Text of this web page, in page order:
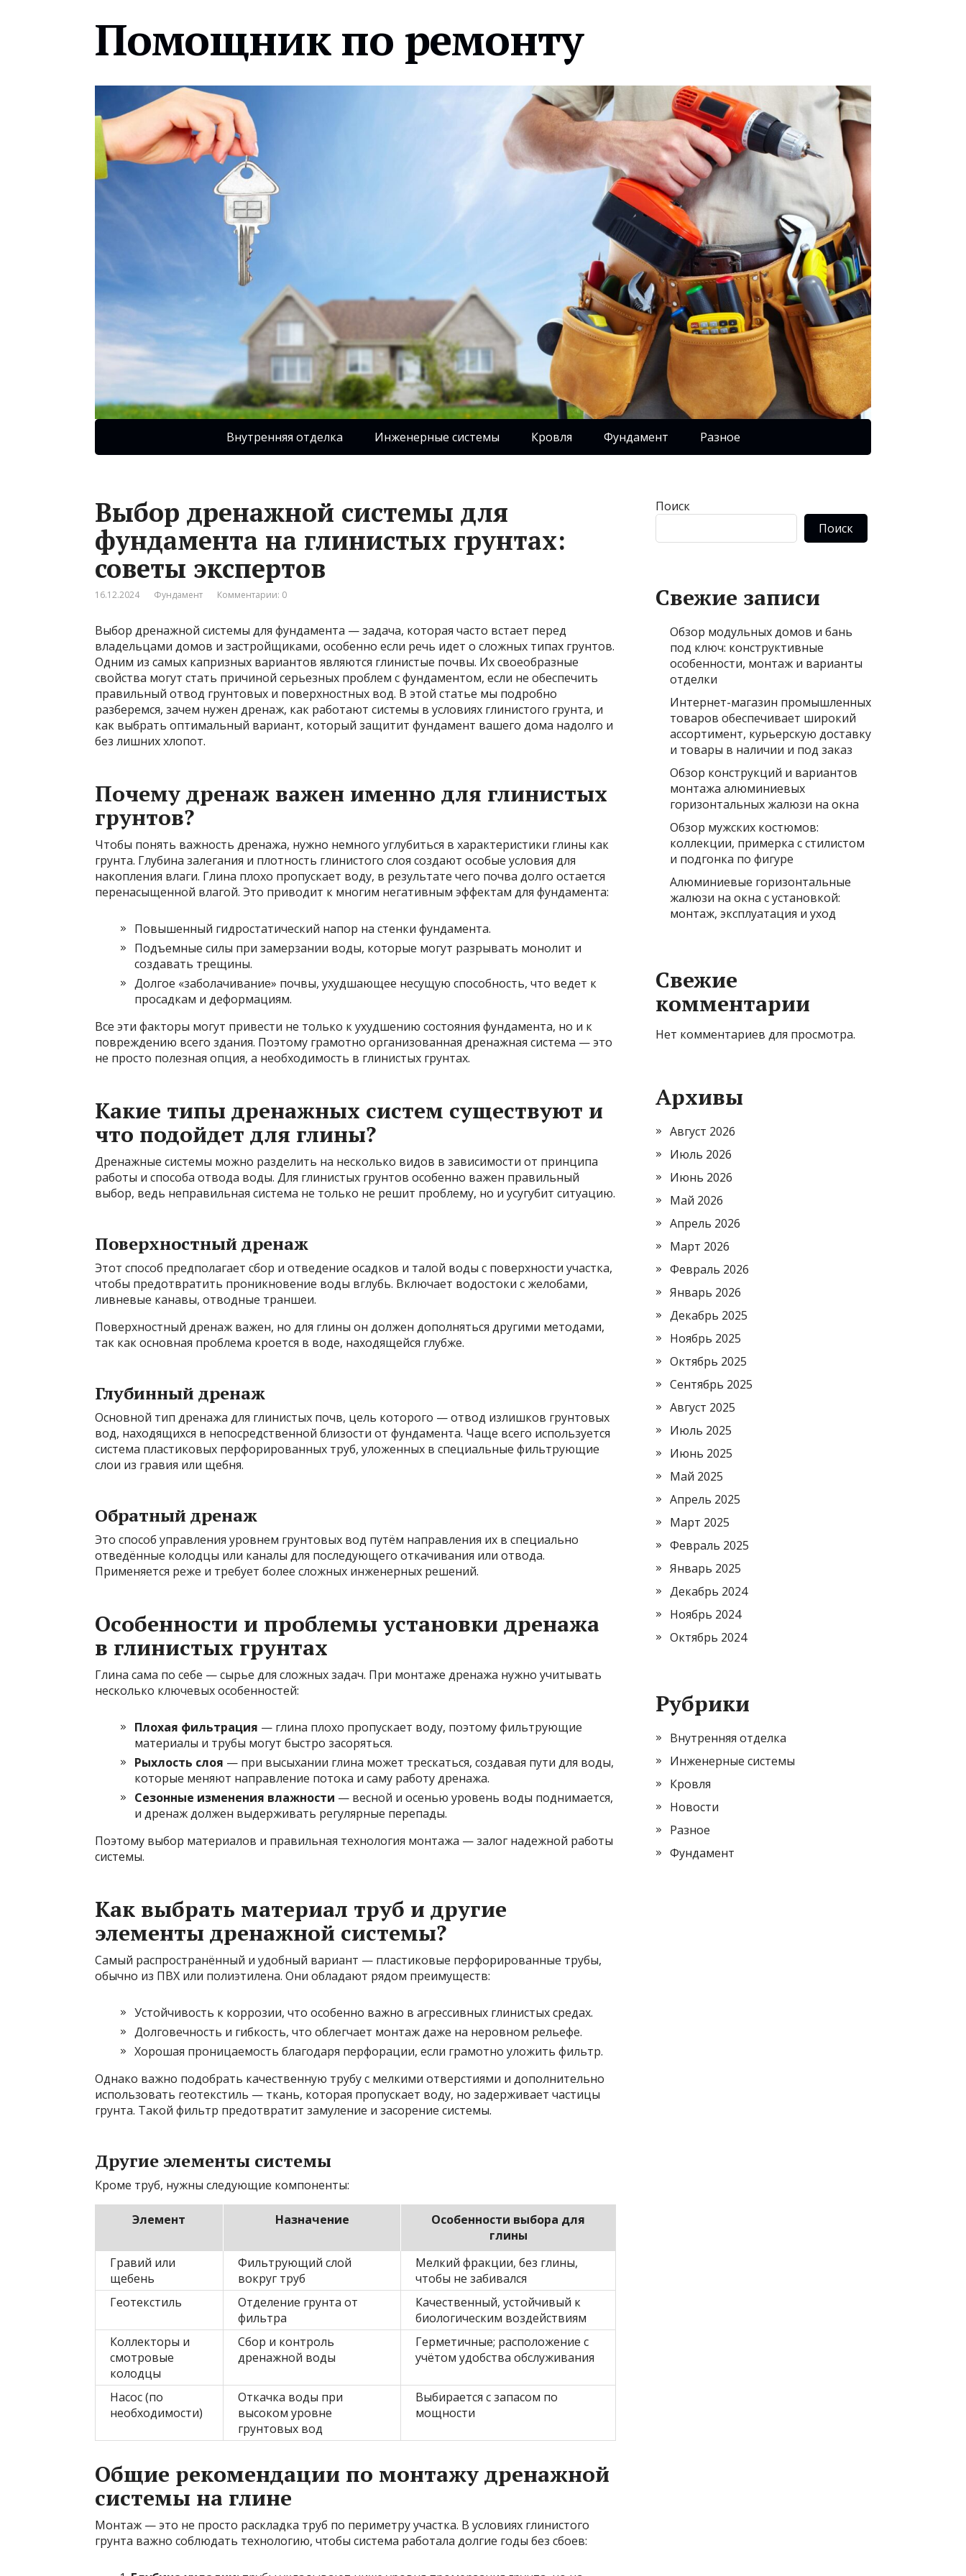
Помощник по ремонту
Внутренняя отделка Инженерные системы Кровля Фундамент Разное
Выбор дренажной системы для
фундамента на глинистых грунтах:
советы экспертов
16.12.2024 Фундамент Комментарии: 0
Выбор дренажной системы для фундамента — задача, которая часто встает перед
владельцами домов и застройщиками, особенно если речь идет о сложных типах грунтов.
Одним из самых капризных вариантов являются глинистые почвы. Их своеобразные
свойства могут стать причиной серьезных проблем с фундаментом, если не обеспечить
правильный отвод грунтовых и поверхностных вод. В этой статье мы подробно
разберемся, зачем нужен дренаж, как работают системы в условиях глинистого грунта, и
как выбрать оптимальный вариант, который защитит фундамент вашего дома надолго и
без лишних хлопот.
Почему дренаж важен именно для глинистых
грунтов?
Чтобы понять важность дренажа, нужно немного углубиться в характеристики глины как
грунта. Глубина залегания и плотность глинистого слоя создают особые условия для
накопления влаги. Глина плохо пропускает воду, в результате чего почва долго остается
перенасыщенной влагой. Это приводит к многим негативным эффектам для фундамента:
Повышенный гидростатический напор на стенки фундамента.
Подъемные силы при замерзании воды, которые могут разрывать монолит и
создавать трещины.
Долгое «заболачивание» почвы, ухудшающее несущую способность, что ведет к
просадкам и деформациям.
Все эти факторы могут привести не только к ухудшению состояния фундамента, но и к
повреждению всего здания. Поэтому грамотно организованная дренажная система — это
не просто полезная опция, а необходимость в глинистых грунтах.
Какие типы дренажных систем существуют и
что подойдет для глины?
Дренажные системы можно разделить на несколько видов в зависимости от принципа
работы и способа отвода воды. Для глинистых грунтов особенно важен правильный
выбор, ведь неправильная система не только не решит проблему, но и усугубит ситуацию.
Поверхностный дренаж
Этот способ предполагает сбор и отведение осадков и талой воды с поверхности участка,
чтобы предотвратить проникновение воды вглубь. Включает водостоки с желобами,
ливневые канавы, отводные траншеи.
Поверхностный дренаж важен, но для глины он должен дополняться другими методами,
так как основная проблема кроется в воде, находящейся глубже.
Глубинный дренаж
Основной тип дренажа для глинистых почв, цель которого — отвод излишков грунтовых
вод, находящихся в непосредственной близости от фундамента. Чаще всего используется
система пластиковых перфорированных труб, уложенных в специальные фильтрующие
слои из гравия или щебня.
Обратный дренаж
Это способ управления уровнем грунтовых вод путём направления их в специально
отведённые колодцы или каналы для последующего откачивания или отвода.
Применяется реже и требует более сложных инженерных решений.
Особенности и проблемы установки дренажа
в глинистых грунтах
Глина сама по себе — сырье для сложных задач. При монтаже дренажа нужно учитывать
несколько ключевых особенностей:
Плохая фильтрация — глина плохо пропускает воду, поэтому фильтрующие
материалы и трубы могут быстро засоряться.
Рыхлость слоя — при высыхании глина может трескаться, создавая пути для воды,
которые меняют направление потока и саму работу дренажа.
Сезонные изменения влажности — весной и осенью уровень воды поднимается,
и дренаж должен выдерживать регулярные перепады.
Поэтому выбор материалов и правильная технология монтажа — залог надежной работы
системы.
Как выбрать материал труб и другие
элементы дренажной системы?
Самый распространённый и удобный вариант — пластиковые перфорированные трубы,
обычно из ПВХ или полиэтилена. Они обладают рядом преимуществ:
Устойчивость к коррозии, что особенно важно в агрессивных глинистых средах.
Долговечность и гибкость, что облегчает монтаж даже на неровном рельефе.
Хорошая проницаемость благодаря перфорации, если грамотно уложить фильтр.
Однако важно подобрать качественную трубу с мелкими отверстиями и дополнительно
использовать геотекстиль — ткань, которая пропускает воду, но задерживает частицы
грунта. Такой фильтр предотвратит замуление и засорение системы.
Другие элементы системы
Кроме труб, нужны следующие компоненты:
Элемент Назначение
Особенности выбора для
глины
Гравий или
щебень
Фильтрующий слой
вокруг труб
Мелкий фракции, без глины,
чтобы не забивался
Геотекстиль
Отделение грунта от
фильтра
Качественный, устойчивый к
биологическим воздействиям
Коллекторы и
смотровые
колодцы
Сбор и контроль
дренажной воды
Герметичные; расположение с
учётом удобства обслуживания
Насос (по
необходимости)
Откачка воды при
высоком уровне
грунтовых вод
Выбирается с запасом по
мощности
Общие рекомендации по монтажу дренажной
системы на глине
Монтаж — это не просто раскладка труб по периметру участка. В условиях глинистого
грунта важно соблюдать технологию, чтобы система работала долгие годы без сбоев:
Поиск
Поиск
Свежие записи
Обзор модульных домов и бань
под ключ: конструктивные
особенности, монтаж и варианты
отделки
Интернет-магазин промышленных
товаров обеспечивает широкий
ассортимент, курьерскую доставку
и товары в наличии и под заказ
Обзор конструкций и вариантов
монтажа алюминиевых
горизонтальных жалюзи на окна
Обзор мужских костюмов:
коллекции, примерка с стилистом
и подгонка по фигуре
Алюминиевые горизонтальные
жалюзи на окна с установкой:
монтаж, эксплуатация и уход
Свежие
комментарии
Нет комментариев для просмотра.
Архивы
Август 2026
Июль 2026
Июнь 2026
Май 2026
Апрель 2026
Март 2026
Февраль 2026
Январь 2026
Декабрь 2025
Ноябрь 2025
Октябрь 2025
Сентябрь 2025
Август 2025
Июль 2025
Июнь 2025
Май 2025
Апрель 2025
Март 2025
Февраль 2025
Январь 2025
Декабрь 2024
Ноябрь 2024
Октябрь 2024
Рубрики
Внутренняя отделка
Инженерные системы
Кровля
Новости
Разное
Фундамент